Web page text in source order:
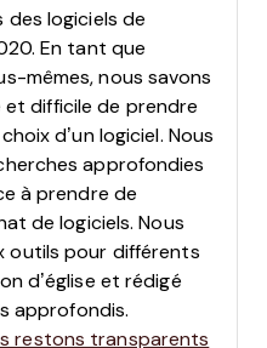
logiciels de
En tant que
mêmes, nous savons
difficile de prendre
d’un logiciel. Nous
approfondies
à prendre de
de logiciels. Nous
outils pour différents
d’église et rédigé
approfondis.
restons transparents